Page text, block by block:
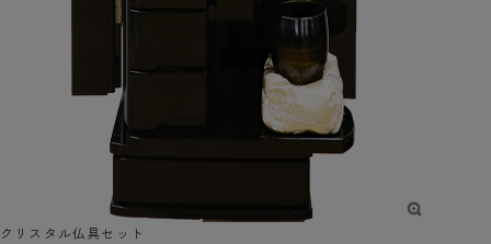
クリスタル仏具セット